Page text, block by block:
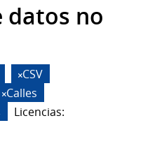
datos no
CSV
Calles
Licencias: